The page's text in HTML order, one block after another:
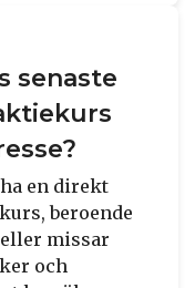
senaste
en direkt
beroende
missar
och